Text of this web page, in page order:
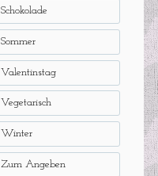
Schokolade
Sommer
Valentinstag
Vegetarisch
Winter
Zum Angeben